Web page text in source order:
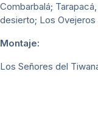
Combarbalá;
desierto; Los Ovejeros
Montaje:
Los Señores del